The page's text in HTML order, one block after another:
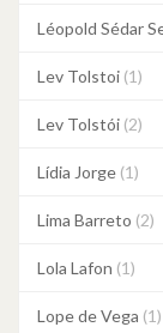
Léopold Sédar
Lev Tolstoi (1)
Lev Tolstói (2)
Lídia Jorge (1)
Lima Barreto (2)
Lola Lafon (1)
Lope de Vega (1)